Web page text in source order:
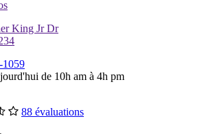
King Jr Dr
1059
de 10h am à 4h pm
88 évaluations